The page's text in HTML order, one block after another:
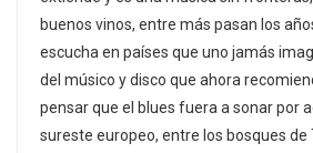
buenos vinos, entre más pasan los
escucha en países que uno jamás
del músico y disco que ahora
pensar que el blues fuera a sonar por
sureste europeo, entre los bosques de